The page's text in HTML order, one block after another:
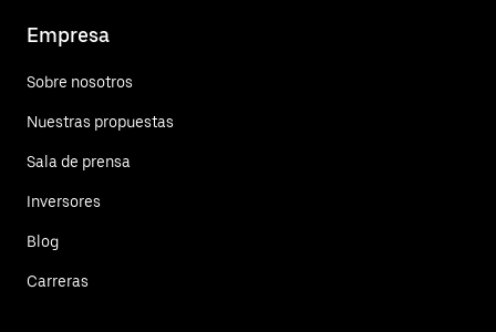
Empresa
Sobre nosotros
Nuestras propuestas
Sala de prensa
Inversores
Blog
Carreras